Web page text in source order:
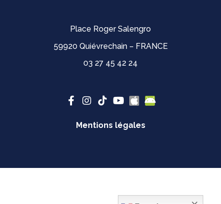
Place Roger Salengro
59920 Quiévrechain – FRANCE
03 27 45 42 24
Mentions légales